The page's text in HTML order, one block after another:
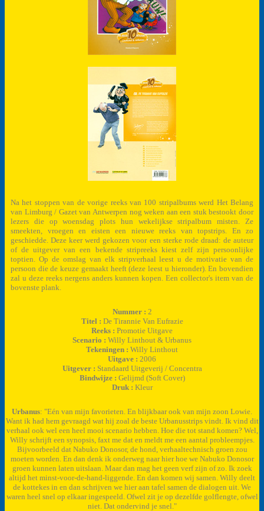
Na het stoppen van de vorige reeks van 100 stripalbums werd Het Belang
van Limburg / Gazet van Antwerpen nog weken aan een stuk bestookt door
lezers die op woensdag plots hun wekelijkse stripalbum misten. Ze
smeekten, vroegen en eisten een nieuwe reeks van topstrips. En zo
geschiedde. Deze keer werd gekozen voor een sterke rode draad: de auteur
of de uitgever van een bekende stripreeks kiest zelf zijn persoonlijke
toptien. Op de omslag van elk stripverhaal leest u de motivatie van de
persoon die de keuze gemaakt heeft (deze leest u hieronder). En bovendien
zal u deze reeks nergens anders kunnen kopen. Een collector's item van de
bovenste plank.
Nummer : 2
Titel : De Tirannie Van Eufrazie
Reeks : Promotie Uitgave
Scenario : Willy Linthout & Urbanus
Tekeningen : Willy Linthout
Uitgave : 2006
Uitgever : Standaard Uitgeverij / Concentra
Bindwijze : Gelijmd (Soft Cover)
Druk : Kleur
Urbanus: "Eén van mijn favorieten. En blijkbaar ook van mijn zoon Lowie.
Want ik had hem gevraagd wat hij zoal de beste Urbanusstrips vindt. Ik vind dit
verhaal ook wel een heel mooi scenario hebben. Hoe die tot stand komen? Wel,
Willy schrijft een synopsis, faxt me dat en meldt me een aantal probleempjes.
Bijvoorbeeld dat Nabuko Donosor, de hond, verhaaltechnisch groen zou
moeten worden. En dan denk ik onderweg naar hier hoe we Nabuko Donosor
groen kunnen laten uitslaan. Maar dan mag het geen verf zijn of zo. Ik zoek
altijd het minst-voor-de-hand-liggende. En dan komen wij samen. Willy deelt
de kottekes in en dan schrijven we hier aan tafel samen de dialogen uit. We
waren heel snel op elkaar ingespeeld. Ofwel zit je op dezelfde golflengte, ofwel
niet. Dat ondervind je snel."